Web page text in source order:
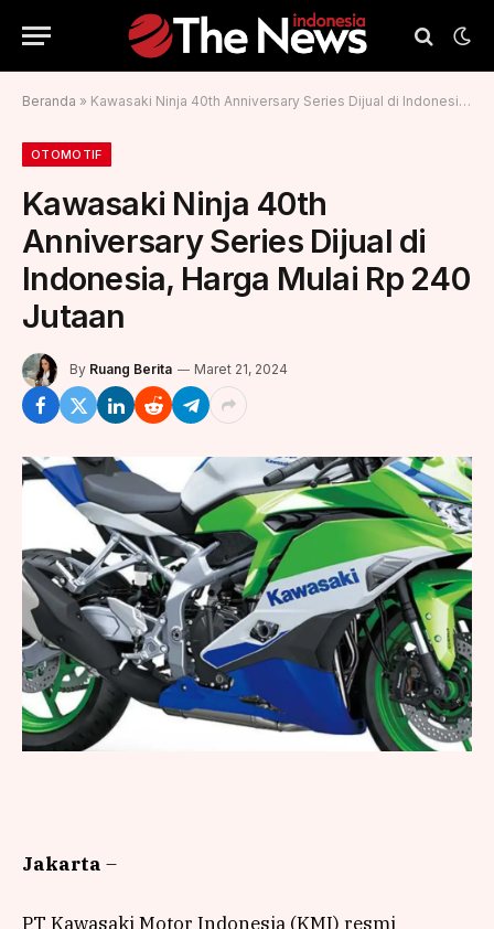
Beranda » Kawasaki Ninja 40th Anniversary Series Dijual di Indonesia, Harga Mulai Rp 240 Jutaan
OTOMOTIF
Kawasaki Ninja 40th
Anniversary Series Dijual di
Indonesia, Harga Mulai Rp 240
Jutaan
By Ruang Berita Maret 21, 2024
Jakarta –
PT Kawasaki Motor Indonesia (KMI) resmi